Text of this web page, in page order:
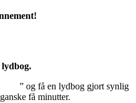
” og få en lydbog gjort synlig
få minutter.